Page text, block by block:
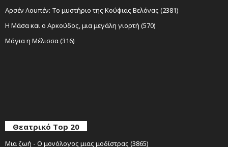
Αρσέν Λουπέν: Το μυστήριο της Κούφιας Βελόνας (2381)
Η Μάσα και ο Αρκούδος, μια μεγάλη γιορτή (570)
Μάγια η Μέλισσα (316)
Θεατρικό Top 20
Μια ζωή - Ο μονόλογος μιας μοδίστρας (3865)